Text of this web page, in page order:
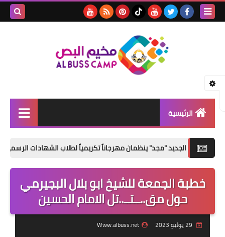
الرئيسية
تقارير
ثفافة و فنون
المناسبات الإجتماعية
"مجد" ينظمان مهرجاناً تكريمياً لطلاب الشهادات الرسمية في مخيم
خطبة الجمعة للشيخ ابو بلال البجيرمي
حول مق..ــتــ..تل الامام الحسين
Www.albuss.net